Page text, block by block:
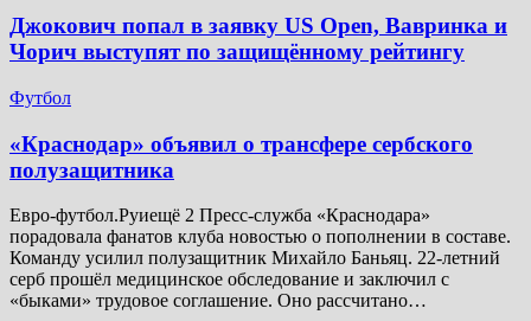
Джокович попал в заявку US Open, Вавринка и
Чорич выступят по защищённому рейтингу
Футбол
​«Краснодар» объявил о трансфере сербского
полузащитника
Евро-футбол.Руиещё 2 Пресс-служба «Краснодара»
порадовала фанатов клуба новостью о пополнении в составе.
Команду усилил полузащитник Михайло Баньяц. 22-летний
серб прошёл медицинское обследование и заключил с
«быками» трудовое соглашение. Оно рассчитано…